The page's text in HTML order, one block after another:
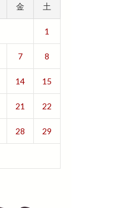
金 土
1
7 8
14 15
21 22
28 29